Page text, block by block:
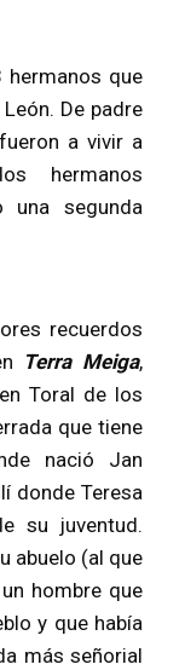
hermanos que
De padre
a vivir a
hermanos
una segunda
recuerdos
Terra Meiga,
Toral de los
que tiene
nació Jan
donde Teresa
su juventud.
abuelo (al que
hombre que
y que había
más señorial